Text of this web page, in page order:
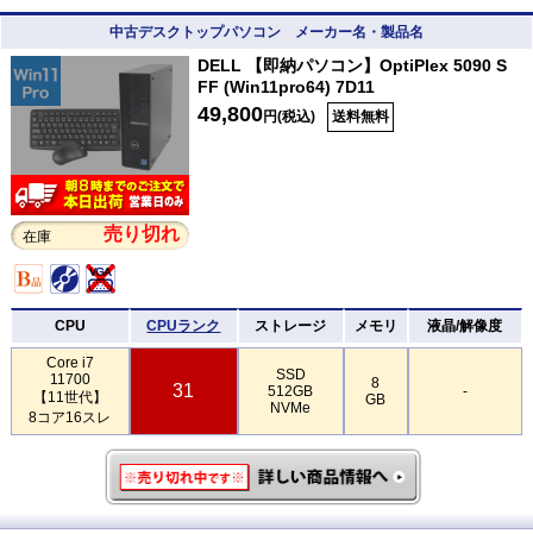
中古デスクトップパソコン メーカー名・製品名
在庫 売り切れ
DELL 【即納パソコン】OptiPlex 5090 S
FF (Win11pro64) 7D11
49,800円(税込) 送料無料
CPU CPUランク ストレージ メモリ 液晶/解像度
Core i7
11700
【11世代】
8コア16スレ
31
SSD
512GB
NVMe
8
GB
-